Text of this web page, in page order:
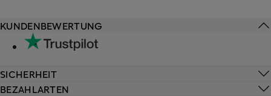
KUNDENBEWERTUNG
SICHERHEIT
BEZAHLARTEN